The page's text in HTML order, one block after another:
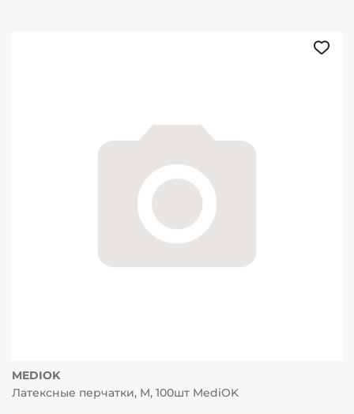
MEDIOK
Латексные перчатки, M, 100шт MediOK